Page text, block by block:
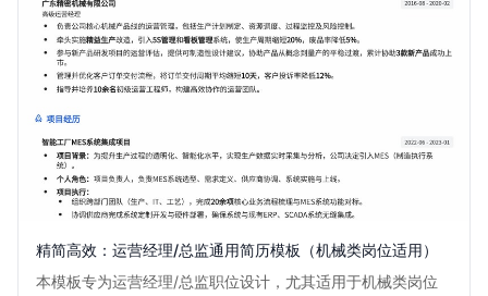
精简高效：运营经理/总监通用简历模板（机械类岗位适用）
本模板专为运营经理/总监职位设计，尤其适用于机械类岗位